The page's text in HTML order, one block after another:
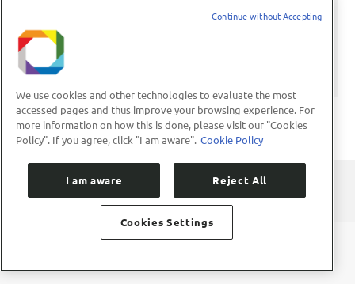
avaliação da produção integrada de etanol
celulósico e ração animal. Este projeto de pós-
doutorado está…
We use cookies and other technologies to evaluate the most
accessed pages and thus improve your browsing experience. For
more information on how this is done, please visit our "Cookies
Policy". If you agree, click "I am aware". Cookie Policy
I am aware Reject All
Cookies Settings
Continue without Accepting